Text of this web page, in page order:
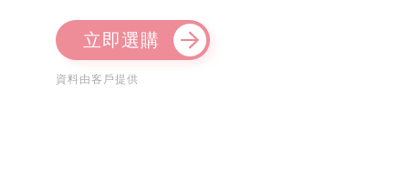
立即選購
資料由客戶提供